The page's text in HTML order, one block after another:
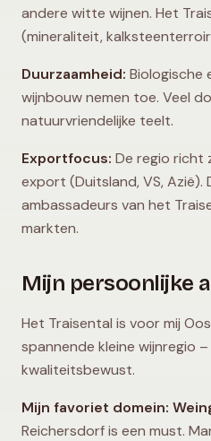
andere witte wijnen. Het
(mineraliteit,
Duurzaamheid: Biologische
wijnbouw nemen toe. Veel
natuurvriendelijke teelt.
Exportfocus: De regio richt
export (Duitsland, VS, Azië).
ambassadeurs van het
markten.
Mijn persoonlijke
Het Traisental is voor mij
spannende kleine wijnregio
kwaliteitsbewust.
Mijn favoriet domein:
Reichersdorf is een must.